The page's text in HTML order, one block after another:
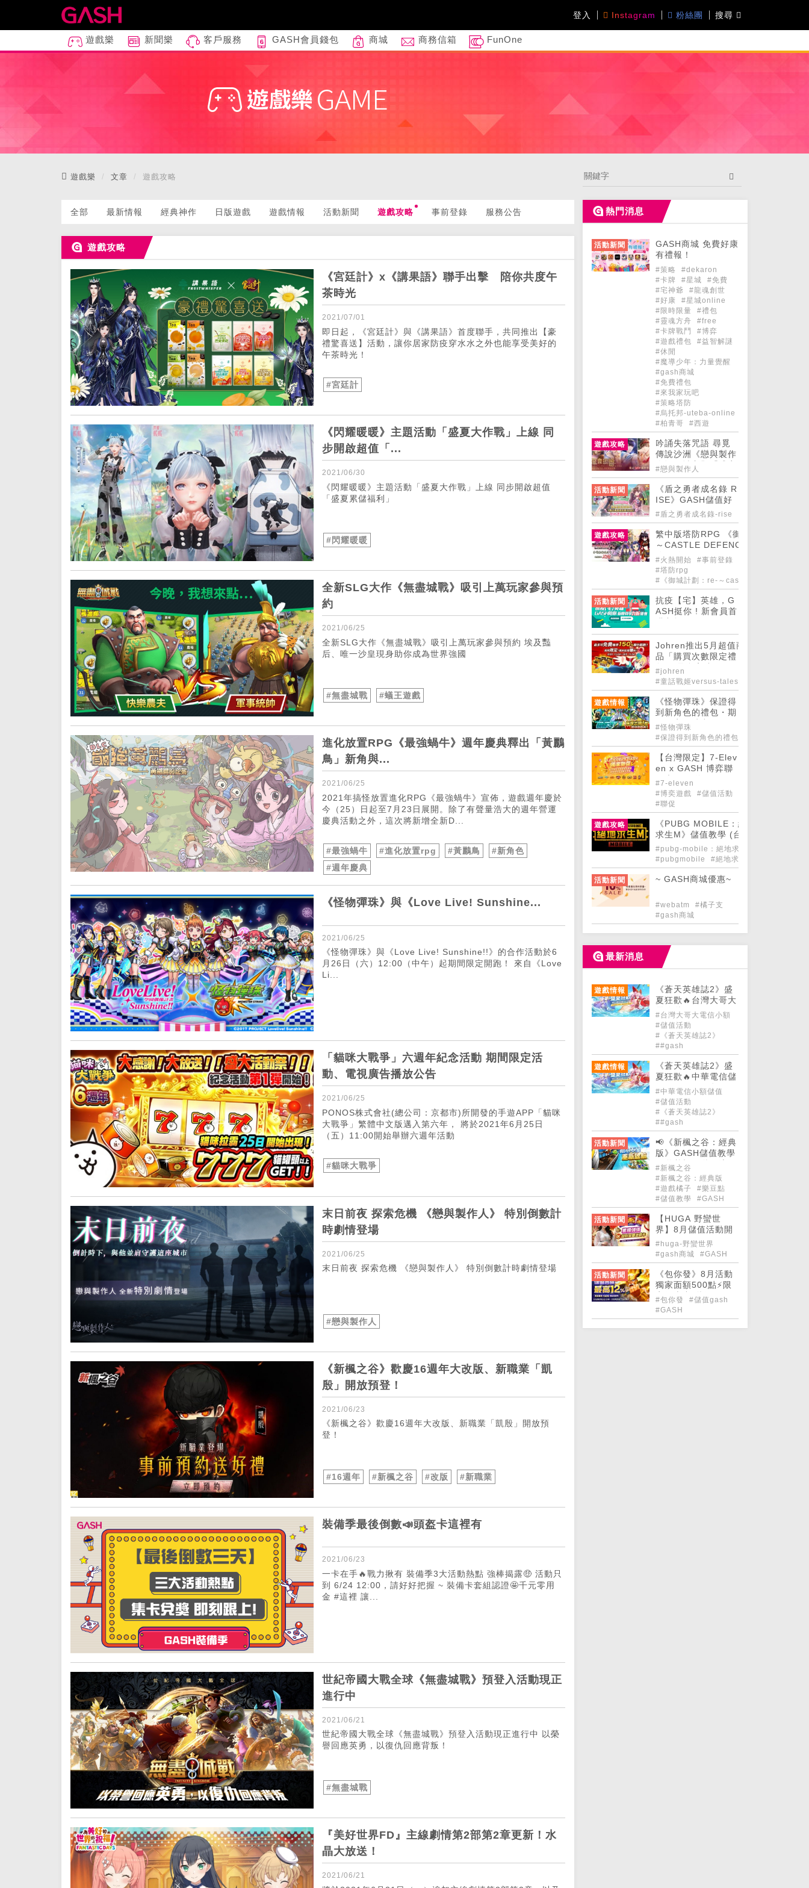
登入 Instagram 粉絲團 搜尋
遊戲樂 新聞樂 客戶服務 GASH會員錢包 商城 商務信箱 FunOne
遊戲樂 文章 遊戲攻略
全部 最新情報 經典神作 日版遊戲 遊戲情報 活動新聞 遊戲攻略 事前登錄 服務公告
遊戲攻略
《宮廷計》x《講果語》聯手出擊 陪你共度午
茶時光
2021/07/01
即日起，《宮廷計》與《講果語》首度聯手，共同推出【豪
禮驚喜送】活動，讓你居家防疫穿水水之外也能享受美好的
午茶時光！
#宮廷計
《閃耀暖暖》主題活動「盛夏大作戰」上線 同
步開啟超值「...
2021/06/30
《閃耀暖暖》主題活動「盛夏大作戰」上線 同步開啟超值
「盛夏累儲福利」
#閃耀暖暖
全新SLG大作《無盡城戰》吸引上萬玩家參與預
約
2021/06/25
全新SLG大作《無盡城戰》吸引上萬玩家參與預約 埃及豔
后、唯一沙皇現身助你成為世界強國
#無盡城戰 #蟻王遊戲
進化放置RPG《最強蝸牛》週年慶典釋出「黃鸝
鳥」新角與...
2021/06/25
2021年搞怪放置進化RPG《最強蝸牛》宣佈，遊戲週年慶於
今（25）日起至7月23日展開。除了有聲量浩大的週年營運
慶典活動之外，這次將新增全新D...
#最強蝸牛 #進化放置rpg #黃鸝鳥
#新角色
#週年慶典
《怪物彈珠》與《Love Live! Sunshine...
2021/06/25
《怪物彈珠》與《Love Live! Sunshine!!》的合作活動於6
月26日（六）12:00（中午）起期間限定開跑！ 來自《Love
Li...
「貓咪大戰爭」六週年紀念活動 期間限定活
動、電視廣告播放公告
2021/06/25
PONOS株式會社(總公司：京都市)所開發的手遊APP「貓咪
大戰爭」繁體中文版邁入第六年， 將於2021年6月25日
（五）11:00開始舉辦六週年活動
#貓咪大戰爭
末日前夜 探索危機 《戀與製作人》 特別倒數計
時劇情登場
2021/06/25
末日前夜 探索危機 《戀與製作人》 特別倒數計時劇情登場
#戀與製作人
《新楓之谷》歡慶16週年大改版、新職業「凱
殷」開放預登！
2021/06/23
《新楓之谷》歡慶16週年大改版、新職業「凱殷」開放預
登！
#16週年 #新楓之谷 #改版 #新職業
裝備季最後倒數📣頭盔卡這裡有
2021/06/23
一卡在手🔥戰力揪有 裝備季3大活動熱點 強棒揭露🤑 活動只
到 6/24 12:00，請好好把握 ~ 裝備卡套組認證🤩千元零用
金 #這裡 讓...
世紀帝國大戰全球《無盡城戰》預登入活動現正
進行中
2021/06/21
世紀帝國大戰全球《無盡城戰》預登入活動現正進行中 以榮
譽回應英勇，以復仇回應背叛！
#無盡城戰
『美好世界FD』主線劇情第2部第2章更新！水
晶大放送！
2021/06/21
熱門消息
活動新聞
GASH商城 免費好康
有禮報！
#策略
#dekaron
#卡牌
#星城
#免費
#宅神爺
#龍魂創世
#好康
#星城online
#限時限量
#禮包
#靈魂方舟
#free
#卡牌戰鬥
#博弈
#遊戲禮包
#益智解謎
#休閒
#魔導少年：力量覺醒
#gash商城
#免費禮包
#來我家玩吧
#策略塔防
#烏托邦-uteba-online
#柏青哥
#西遊
遊戲攻略
吟誦失落咒語 尋覓
傳說沙洲《戀與製作
人》異域主題「盛宴
熱響」SSR推出
#戀與製作人
活動新聞
《盾之勇者成名錄 R
ISE》GASH儲值好
禮正式登場!
#盾之勇者成名錄-rise
遊戲攻略
​繁中版塔防RPG 《御城計劃：RE
～CASTLE DEFENCE～》 事前登
錄開始！
#火熱開始 #事前登錄
#塔防rpg
#《御城計劃：re-～castle-defence～》
活動新聞
抗疫【宅】英雄，G
ASH挺你 ! 新會員首
Johren推出5月超值商
品「購買次數限定禮
包」 最多高達150%點
數回饋！
#johren
#童話戰姬versus-tales-x
遊戲情報
《怪物彈珠》保證得
到新角色的禮包・期
間限定同時出現！5
月22日「星塵☆特務
3」
#怪物彈珠
#保證得到新角色的禮包
【台灣限定】7-Elev
en x GASH 博弈聯
促大FUN送!!
#7-eleven
#博奕遊戲
#儲值活動
#聯促
遊戲攻略
《PUBG MOBILE：絕地
求生M》儲值教學 (台灣)
#pubg-mobile：絕地求生m
#pubgmobile
#絕地求生m
活動新聞 ~ GASH商城優惠~
#webatm
#橘子支
#gash商城
最新消息
遊戲情報
《蒼天英雄誌2》盛
夏狂歡🔥台灣大哥大
電信儲值GASH150
點/1,000點享蒼天好
禮！
#台灣大哥大電信小額
#儲值活動
#《蒼天英雄誌2》
##gash
遊戲情報
《蒼天英雄誌2》盛
夏狂歡🔥中華電信儲
值GASH150點/1,00
0點享蒼天好禮！
#中華電信小額儲值
#儲值活動
#《蒼天英雄誌2》
##gash
活動新聞
📢《新楓之谷：經典
版》GASH儲值教學
｜遊戲橘子儲值流程
懶人包
#新楓之谷
#新楓之谷：經典版
#遊戲橘子
#樂豆點
#儲值教學
#GASH
活動新聞
【HUGA 野蠻世
界】8月儲值活動開
跑🍀
#huga-野蠻世界
#gash商城
#GASH
活動新聞
《包你發》8月活動
獨家面額500點⚡限
定優惠中 儲值GASH
回饋最高12%🤩🤩
#包你發
#儲值gash
#GASH